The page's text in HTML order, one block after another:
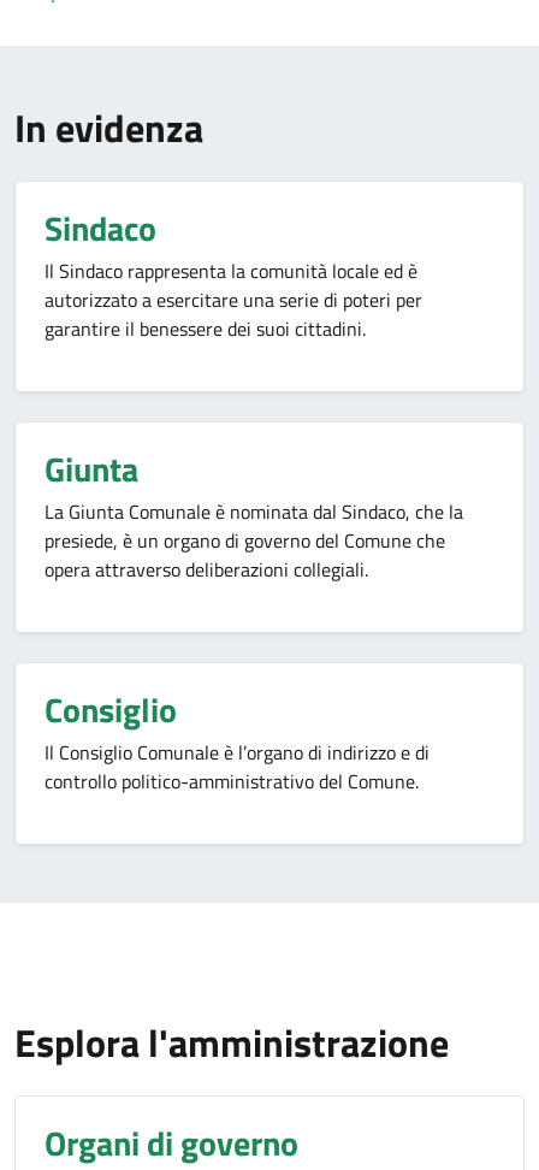
In evidenza
Sindaco
Il Sindaco rappresenta la comunità locale ed è
autorizzato a esercitare una serie di poteri per
garantire il benessere dei suoi cittadini.
Giunta
La Giunta Comunale è nominata dal Sindaco, che la
presiede, è un organo di governo del Comune che
opera attraverso deliberazioni collegiali.
Consiglio
Il Consiglio Comunale è l’organo di indirizzo e di
controllo politico-amministrativo del Comune.
Esplora l'amministrazione
Organi di governo